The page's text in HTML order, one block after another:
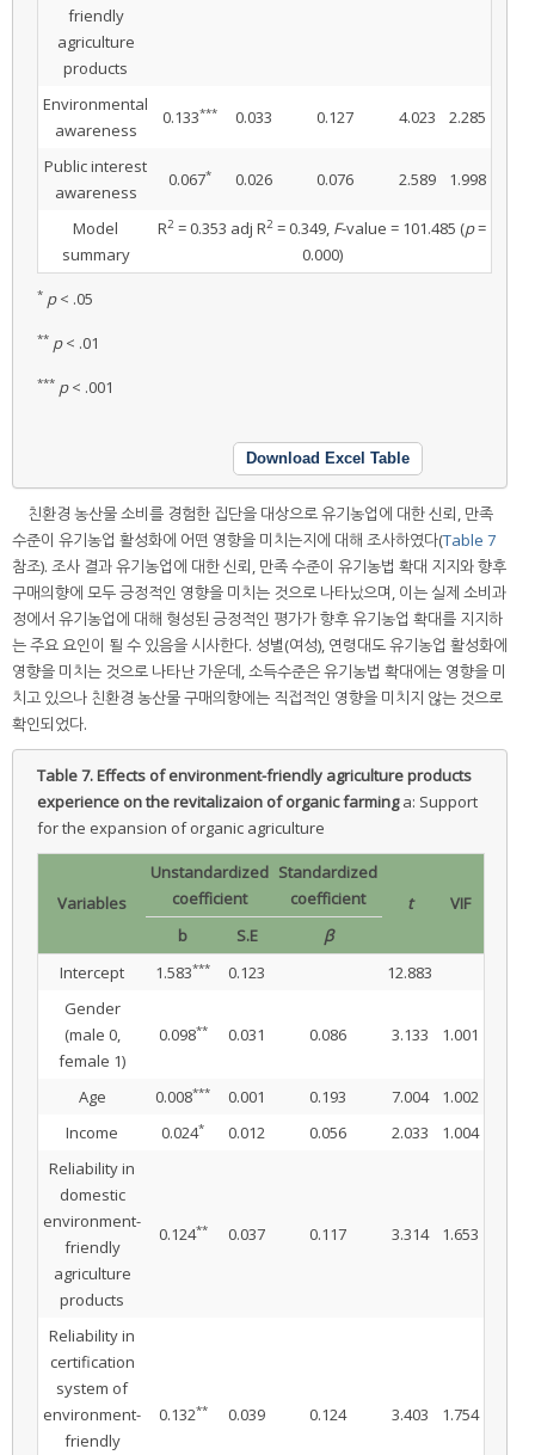
friendly
agriculture
products
Environmental
awareness
0.133*** 0.033 0.127 4.023 2.285
Public interest
awareness
0.067* 0.026 0.076 2.589 1.998
Model
summary
R2 = 0.353 adj R2 = 0.349, F-value = 101.485 (p=
0.000)
* p< .05
** p< .01
*** p< .001
Download Excel Table
친환경 농산물 소비를 경험한 집단을 대상으로 유기농업에 대한 신뢰, 만족
수준이 유기농업 활성화에 어떤 영향을 미치는지에 대해 조사하였다(Table 7
참조). 조사 결과 유기농업에 대한 신뢰, 만족 수준이 유기농법 확대 지지와 향후
구매의향에 모두 긍정적인 영향을 미치는 것으로 나타났으며, 이는 실제 소비과
정에서 유기농업에 대해 형성된 긍정적인 평가가 향후 유기농업 확대를 지지하
는 주요 요인이 될 수 있음을 시사한다. 성별(여성), 연령대도 유기농업 활성화에
영향을 미치는 것으로 나타난 가운데, 소득수준은 유기농법 확대에는 영향을 미
치고 있으나 친환경 농산물 구매의향에는 직접적인 영향을 미치지 않는 것으로
확인되었다.
Table 7.Effects of environment-friendly agriculture products
experience on the revitalizaion of organic farminga: Support
for the expansion of organic agriculture
Variables
Unstandardized
coefficient
Standardized
coefficient
t
VIF
b
S.E
β
Intercept
1.583*** 0.123
12.883
Gender
(male 0,
female 1)
0.098** 0.031 0.086 3.133 1.001
Age 0.008*** 0.001 0.193 7.004
1.002
Income
0.024* 0.012 0.056 2.033
1.004
Reliability in
domestic
environment-
friendly
agriculture
products
0.124** 0.037 0.117 3.314 1.653
Reliability in
certification
system of
environment-
friendly
0.132** 0.039 0.124 3.403 1.754